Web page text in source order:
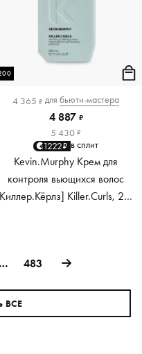
4 365 ₽ для бьюти-мастера
4 887 ₽
5 430 ₽
1222₽ в сплит
Kevin.Murphy Крем для
контроля вьющихся волос
Killer.Curls, 200
… 483
ВСЕ